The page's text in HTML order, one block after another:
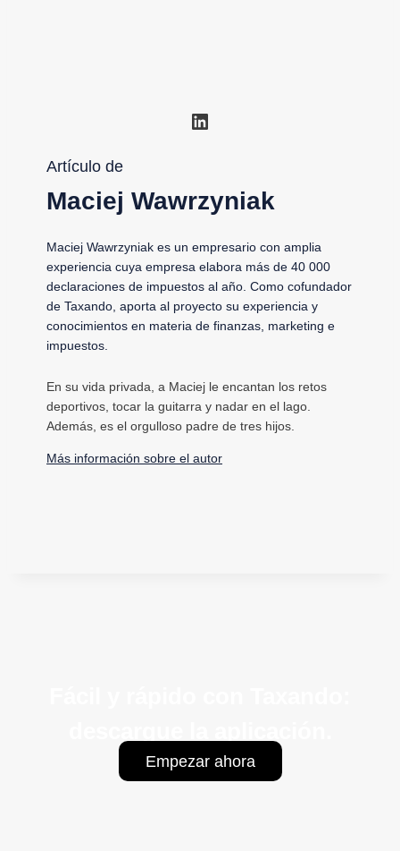
LinkedIn
Artículo de
Maciej Wawrzyniak
Maciej Wawrzyniak es un empresario con amplia
experiencia cuya empresa elabora más de 40 000
declaraciones de impuestos al año. Como cofundador
de Taxando, aporta al proyecto su experiencia y
conocimientos en materia de finanzas, marketing e
impuestos.
En su vida privada, a Maciej le encantan los retos
deportivos, tocar la guitarra y nadar en el lago.
Además, es el orgulloso padre de tres hijos.
Más información sobre el autor
Empezar ahora